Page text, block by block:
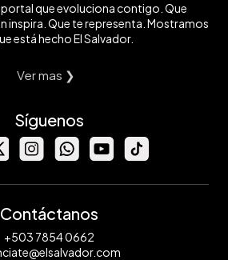
que evoluciona contigo. Que
inspira. Que te representa. Mostramos
está hecho El Salvador.
Ver mas ❯
Síguenos
Contáctanos
+503 7854 0662